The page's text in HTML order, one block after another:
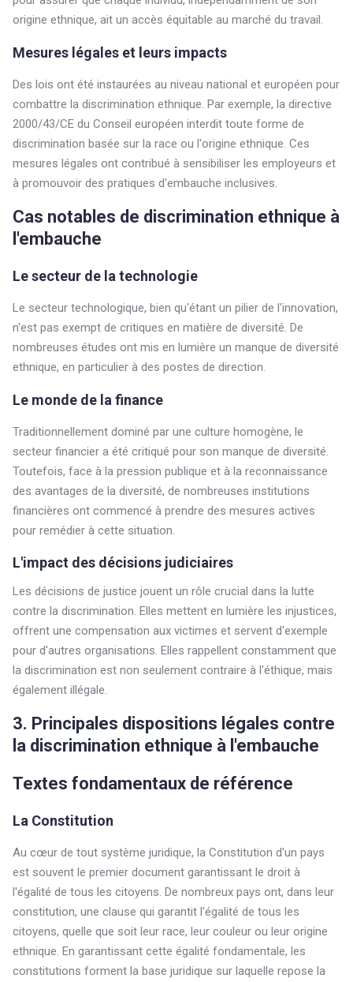
origine ethnique, ait un accès équitable au marché du travail.
Mesures légales et leurs impacts
Des lois ont été instaurées au niveau national et européen pour
combattre la discrimination ethnique. Par exemple, la directive
2000/43/CE du Conseil européen interdit toute forme de
discrimination basée sur la race ou l'origine ethnique. Ces
mesures légales ont contribué à sensibiliser les employeurs et
à promouvoir des pratiques d'embauche inclusives.
Cas notables de discrimination ethnique à
l'embauche
Le secteur de la technologie
Le secteur technologique, bien qu'étant un pilier de l'innovation,
n'est pas exempt de critiques en matière de diversité. De
nombreuses études ont mis en lumière un manque de diversité
ethnique, en particulier à des postes de direction.
Le monde de la finance
Traditionnellement dominé par une culture homogène, le
secteur financier a été critiqué pour son manque de diversité.
Toutefois, face à la pression publique et à la reconnaissance
des avantages de la diversité, de nombreuses institutions
financières ont commencé à prendre des mesures actives
pour remédier à cette situation.
L'impact des décisions judiciaires
Les décisions de justice jouent un rôle crucial dans la lutte
contre la discrimination. Elles mettent en lumière les injustices,
offrent une compensation aux victimes et servent d'exemple
pour d'autres organisations. Elles rappellent constamment que
la discrimination est non seulement contraire à l'éthique, mais
également illégale.
3. Principales dispositions légales contre
la discrimination ethnique à l'embauche
Textes fondamentaux de référence
La Constitution
Au cœur de tout système juridique, la Constitution d'un pays
est souvent le premier document garantissant le droit à
l'égalité de tous les citoyens. De nombreux pays ont, dans leur
constitution, une clause qui garantit l'égalité de tous les
citoyens, quelle que soit leur race, leur couleur ou leur origine
ethnique. En garantissant cette égalité fondamentale, les
constitutions forment la base juridique sur laquelle repose la